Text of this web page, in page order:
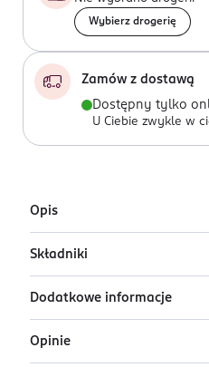
Wybierz drogerię
Zamów z dostawą
Dostępny tylko
U Ciebie zwykle w
Opis
Guerlain Shalimar to
orientalno-słodkim
rozkoszny, płomienny,
Jego twórca zainspirował
szacha Dżahana do pięknej
Składniki
Ingredients: : ALCOHOL,
COUMARIN, ETHYLHEXYL
CITRONELLOL,
Dodatkowe informacje
OSOBA/PODMIOT
Opinie